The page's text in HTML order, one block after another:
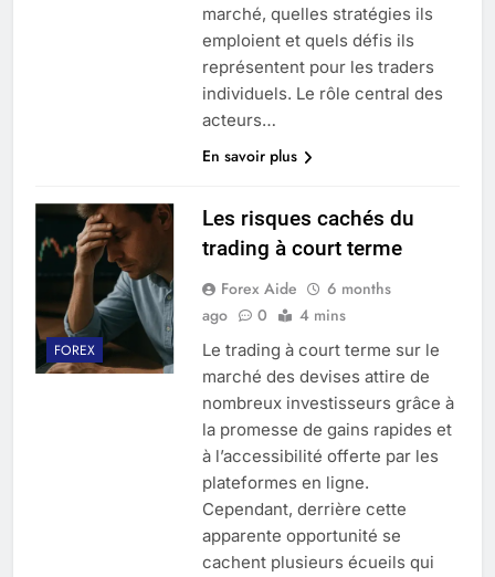
marché, quelles stratégies ils
emploient et quels défis ils
représentent pour les traders
individuels. Le rôle central des
acteurs…
En savoir plus
FOREX
Les risques cachés du
trading à court terme
Forex Aide
6 months
ago
0 4 mins
Le trading à court terme sur le
marché des devises attire de
nombreux investisseurs grâce à
la promesse de gains rapides et
à l’accessibilité offerte par les
plateformes en ligne.
Cependant, derrière cette
apparente opportunité se
cachent plusieurs écueils qui